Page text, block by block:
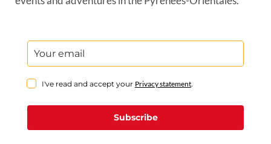
I've read and accept your Privacy statement.
Subscribe